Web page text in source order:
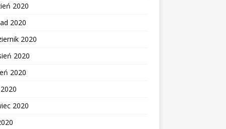
2020
2020
2020
2020
2020
2020